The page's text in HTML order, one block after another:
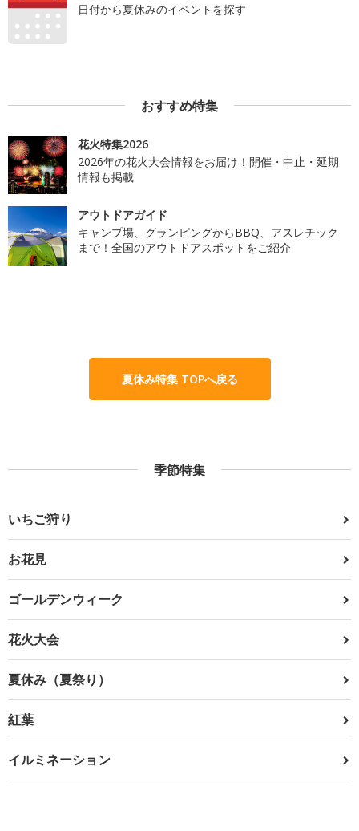
日付から夏休みのイベントを探す
おすすめ特集
花火特集2026
2026年の花火大会情報をお届け！開催・中止・延期
情報も掲載
アウトドアガイド
キャンプ場、グランピングからBBQ、アスレチック
まで！全国のアウトドアスポットをご紹介
夏休み特集 TOPへ戻る
季節特集
いちご狩り
お花見
ゴールデンウィーク
花火大会
夏休み（夏祭り）
紅葉
イルミネーション